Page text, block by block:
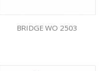
BRIDGE WO 2503